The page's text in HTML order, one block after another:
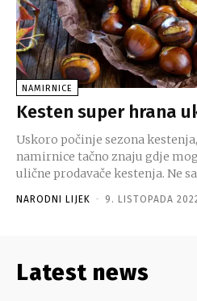
NAMIRNICE
Kesten super hrana
Uskoro počinje sezona
namirnice tačno znaju gdje
ulične prodavače kestenja. Ne
NARODNI LIJEK - 9. LISTOPADA
Latest news